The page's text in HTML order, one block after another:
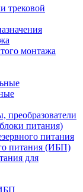
трековой
монтажа
преобразователи
питания)
питания
питания (ИБП)
для